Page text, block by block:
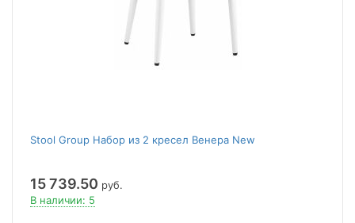
Stool Group Набор из 2 кресел Венера New
15 739.50 руб.
В наличии: 5